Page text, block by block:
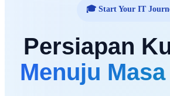
🎓 Start Your IT
Persiapan
Menuju